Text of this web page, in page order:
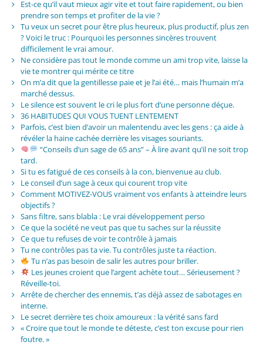
Est-ce qu’il vaut mieux agir vite et tout faire rapidement, ou bien
prendre son temps et profiter de la vie ?
Tu veux un secret pour être plus heureux, plus productif, plus zen
? Voici le truc : Pourquoi les personnes sincères trouvent
difficilement le vrai amour.
Ne considère pas tout le monde comme un ami trop vite, laisse la
vie te montrer qui mérite ce titre
On m’a dit que la gentillesse paie et je l’ai été… mais l’humain m’a
marché dessus.
Le silence est souvent le cri le plus fort d’une personne déçue.
36 HABITUDES QUI VOUS TUENT LENTEMENT
Parfois, c’est bien d’avoir un malentendu avec les gens : ça aide à
révéler la haine cachée derrière les visages souriants.
“Conseils d’un sage de 65 ans” – À lire avant qu’il ne soit trop
tard.
Si tu es fatigué de ces conseils à la con, bienvenue au club.
Le conseil d’un sage à ceux qui courent trop vite
Comment MOTIVEZ-VOUS vraiment vos enfants à atteindre leurs
objectifs ?
Sans filtre, sans blabla : Le vrai développement perso
Ce que la société ne veut pas que tu saches sur la réussite
Ce que tu refuses de voir te contrôle à jamais
Tu ne contrôles pas ta vie. Tu contrôles juste ta réaction.
Tu n’as pas besoin de salir les autres pour briller.
Les jeunes croient que l’argent achète tout… Sérieusement ?
Réveille-toi.
Arrête de chercher des ennemis, t’as déjà assez de sabotages en
interne.
Le secret derrière tes choix amoureux : la vérité sans fard
« Croire que tout le monde te déteste, c’est ton excuse pour rien
foutre. »